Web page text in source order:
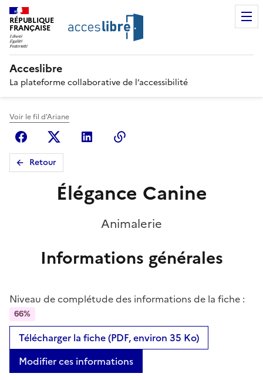
RÉPUBLIQUE
FRANÇAISE
Acceslibre
La plateforme collaborative de l’accessibilité
Voir le fil d'Ariane
FacebookX (anciennement Twitter)
Linkedin
Retour
Élégance Canine
Animalerie
Informations générales
Niveau de complétude des informations de la fiche :
66%
Télécharger la fiche (PDF, environ 35 Ko)
Modifier ces informations